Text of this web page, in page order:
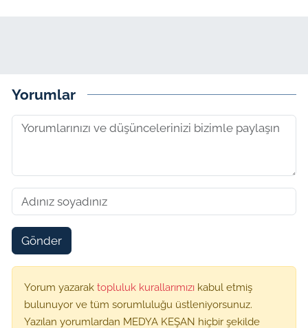
Yorumlar
Gönder
Yorum yazarak topluluk kurallarımızı kabul etmiş
bulunuyor ve tüm sorumluluğu üstleniyorsunuz.
Yazılan yorumlardan MEDYA KEŞAN hiçbir şekilde